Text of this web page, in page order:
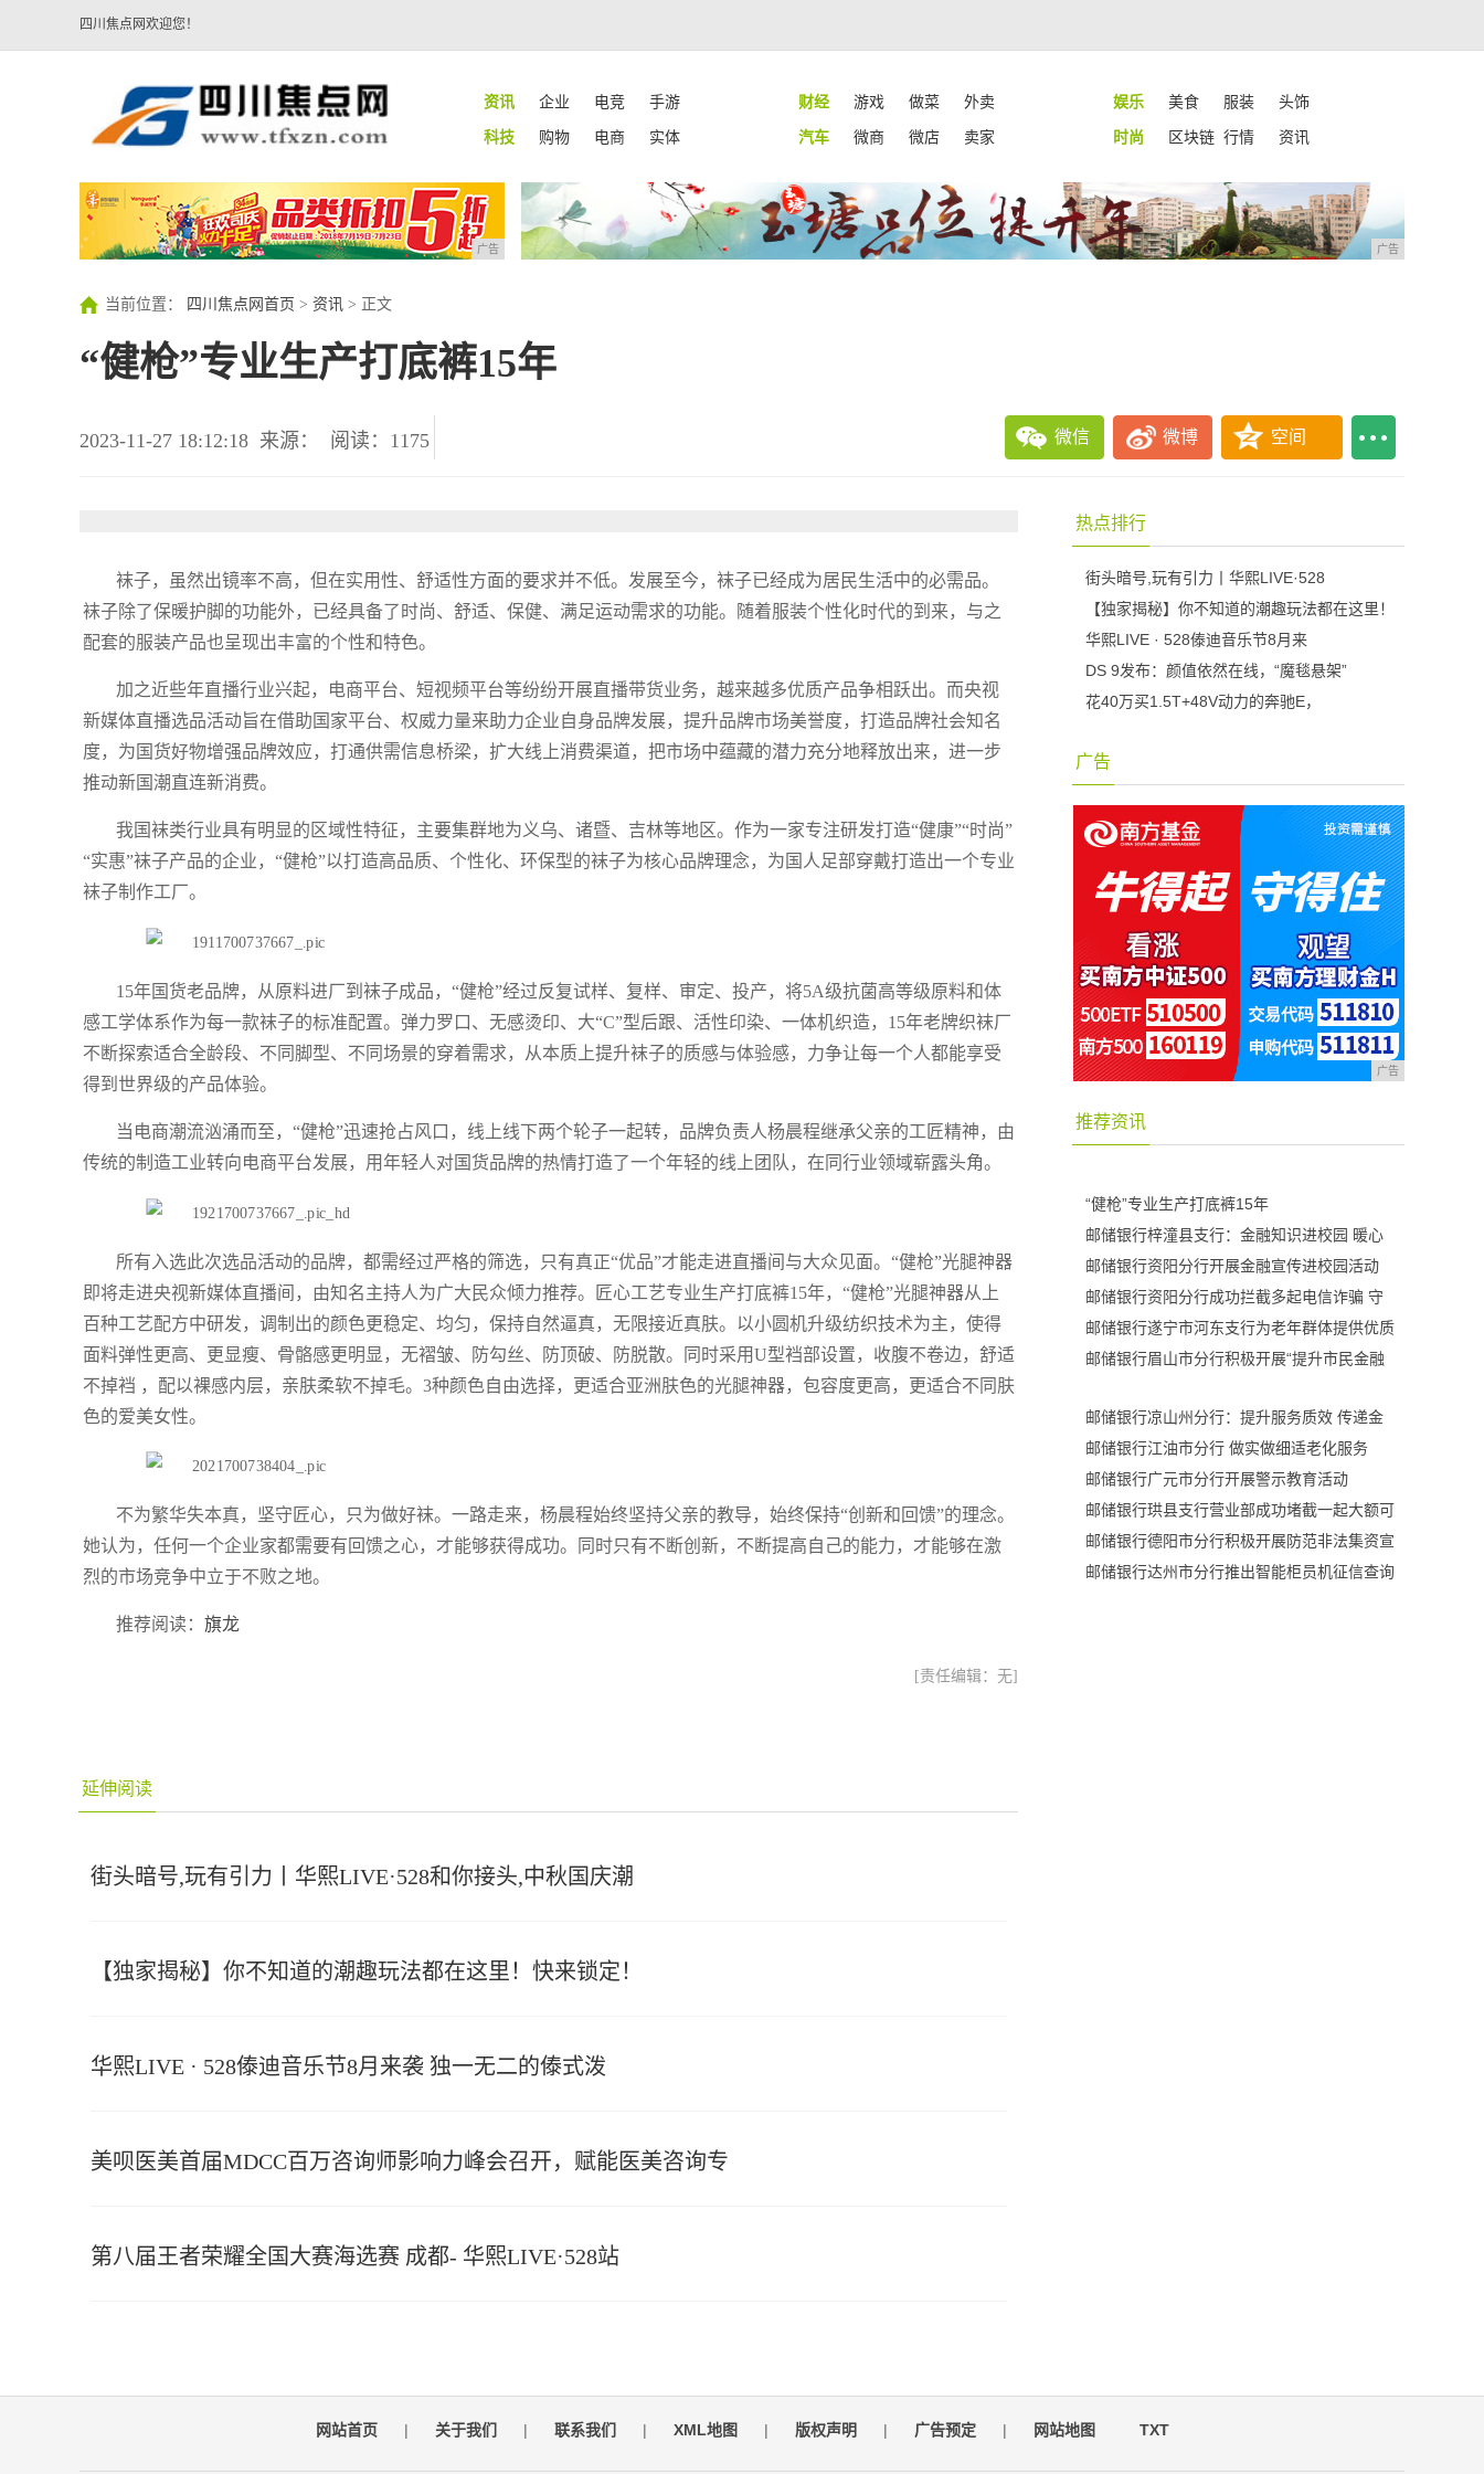
四川焦点网欢迎您！
资讯 企业 电竞 手游 财经 游戏 做菜 外卖 娱乐 美食 服装
头饰
科技
购物 电商 实体 汽车 微商 微店 卖家 时尚 区块链 行情 资讯
广告 广告
当前位置： 四川焦点网首页 > 资讯 > 正文
“健枪”专业生产打底裤15年
2023-11-27 18:12:18 来源： 阅读：1175 微信 微博 空间
袜子，虽然出镜率不高，但在实用性、舒适性方面的要求并不低。发展至今，袜子已经成为居民生活中的必需品。
袜子除了保暖护脚的功能外，已经具备了时尚、舒适、保健、满足运动需求的功能。随着服装个性化时代的到来，与之
配套的服装产品也呈现出丰富的个性和特色。
加之近些年直播行业兴起，电商平台、短视频平台等纷纷开展直播带货业务，越来越多优质产品争相跃出。而央视
新媒体直播选品活动旨在借助国家平台、权威力量来助力企业自身品牌发展，提升品牌市场美誉度，打造品牌社会知名
度，为国货好物增强品牌效应，打通供需信息桥梁，扩大线上消费渠道，把市场中蕴藏的潜力充分地释放出来，进一步
推动新国潮直连新消费。
我国袜类行业具有明显的区域性特征，主要集群地为义乌、诸暨、吉林等地区。作为一家专注研发打造“健康”“时尚”
“实惠”袜子产品的企业，“健枪”以打造高品质、个性化、环保型的袜子为核心品牌理念，为国人足部穿戴打造出一个专业
袜子制作工厂。
15年国货老品牌，从原料进厂到袜子成品，“健枪”经过反复试样、复样、审定、投产，将5A级抗菌高等级原料和体
感工学体系作为每一款袜子的标准配置。弹力罗口、无感烫印、大“C”型后跟、活性印染、一体机织造，15年老牌织袜厂
不断探索适合全龄段、不同脚型、不同场景的穿着需求，从本质上提升袜子的质感与体验感，力争让每一个人都能享受
得到世界级的产品体验。
当电商潮流汹涌而至，“健枪”迅速抢占风口，线上线下两个轮子一起转，品牌负责人杨晨程继承父亲的工匠精神，由
传统的制造工业转向电商平台发展，用年轻人对国货品牌的热情打造了一个年轻的线上团队，在同行业领域崭露头角。
所有入选此次选品活动的品牌，都需经过严格的筛选，只有真正“优品”才能走进直播间与大众见面。“健枪”光腿神器
即将走进央视新媒体直播间，由知名主持人为广大民众倾力推荐。匠心工艺专业生产打底裤15年，“健枪”光腿神器从上
百种工艺配方中研发，调制出的颜色更稳定、均匀，保持自然逼真，无限接近真肤。以小圆机升级纺织技术为主，使得
面料弹性更高、更显瘦、骨骼感更明显，无褶皱、防勾丝、防顶破、防脱散。同时采用U型裆部设置，收腹不卷边，舒适
不掉裆 ，配以裸感内层，亲肤柔软不掉毛。3种颜色自由选择，更适合亚洲肤色的光腿神器，包容度更高，更适合不同肤
色的爱美女性。
不为繁华失本真，坚守匠心，只为做好袜。一路走来，杨晨程始终坚持父亲的教导，始终保持“创新和回馈”的理念。
她认为，任何一个企业家都需要有回馈之心，才能够获得成功。同时只有不断创新，不断提高自己的能力，才能够在激
烈的市场竞争中立于不败之地。
推荐阅读： 旗龙
[责任编辑：无]
延伸阅读
街头暗号,玩有引力丨华熙LIVE·528和你接头,中秋国庆潮
【独家揭秘】你不知道的潮趣玩法都在这里！快来锁定！
华熙LIVE · 528傣迪音乐节8月来袭 独一无二的傣式泼
美呗医美首届MDCC百万咨询师影响力峰会召开，赋能医美咨询专
第八届王者荣耀全国大赛海选赛 成都- 华熙LIVE·528站
热点排行
街头暗号,玩有引力丨华熙LIVE·528
【独家揭秘】你不知道的潮趣玩法都在这里！
华熙LIVE · 528傣迪音乐节8月来
DS 9发布：颜值依然在线，“魔毯悬架”
花40万买1.5T+48V动力的奔驰E，
广告
广告
推荐资讯
“健枪”专业生产打底裤15年
邮储银行梓潼县支行：金融知识进校园 暖心
邮储银行资阳分行开展金融宣传进校园活动
邮储银行资阳分行成功拦截多起电信诈骗 守
邮储银行遂宁市河东支行为老年群体提供优质
邮储银行眉山市分行积极开展“提升市民金融
邮储银行凉山州分行：提升服务质效 传递金
邮储银行江油市分行 做实做细适老化服务
邮储银行广元市分行开展警示教育活动
邮储银行珙县支行营业部成功堵截一起大额可
邮储银行德阳市分行积极开展防范非法集资宣
邮储银行达州市分行推出智能柜员机征信查询
网站首页 | 关于我们 | 联系我们 | XML地图 | 版权声明 | 广告预定 | 网站地图 TXT